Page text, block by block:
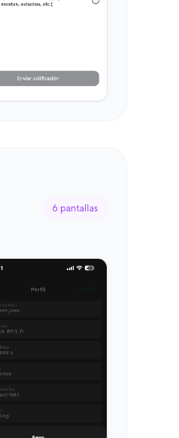
6 pantallas